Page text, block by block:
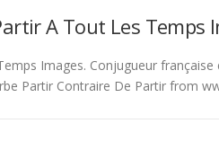
A Tout Les Temps
Images. Conjugueur
Partir Contraire De Partir from